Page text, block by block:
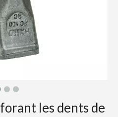
les dents de